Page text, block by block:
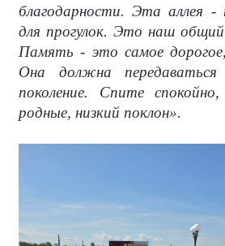
благодарности. Эта аллея
для прогулок. Это наш общий
Память - это самое
Она должна
поколение. Спите
родные, низкий поклон».